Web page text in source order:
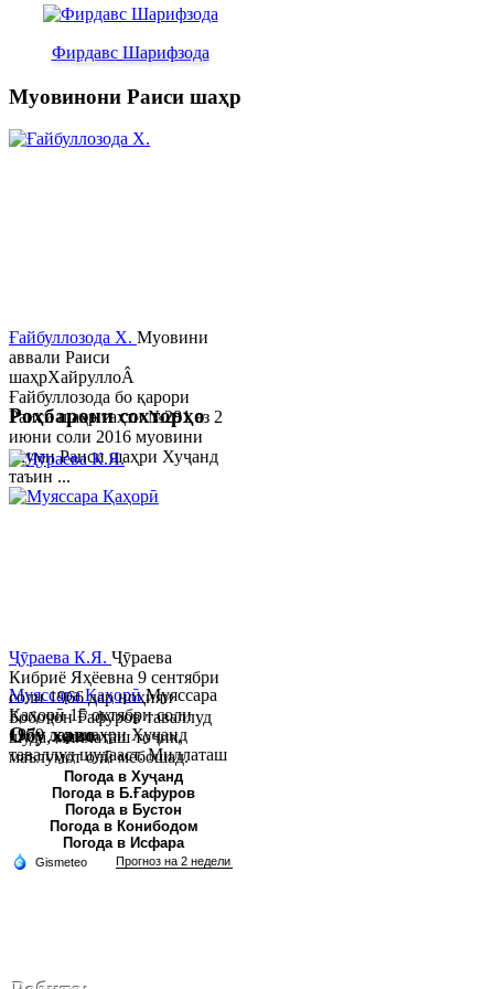
Фирдавс Шарифзода
Муовинони Раиси шаҳр
Ғайбуллозода Х. Муовини
аввали Раиси
шаҳрХайруллоÂ
Ғайбуллозода бо қарори
Раиси шаҳр таҳти №281 аз 2
июни соли 2016 муовини
якуми Раиси шаҳри Хуҷанд
таъин ...
Муяссара ҚаҳорӣМуяссара
Қаҳорӣ 15 октябри соли
1979 дар шаҳри Хуҷанд
таваллуд шудааст. Миллаташ
тоҷик. Маълумот олӣ. Соли
2002 Донишгоҳи давлатии
Хуҷанд ба...
Роҳбарони сохторҳо
Ҷӯраева К.Я. Ҷӯраева
Кибриё Яҳёевна 9 сентябри
соли 1966 дар ноҳияи
Бобоҷон Ғафуров таваллуд
шуда, миллаташ тоҷик,
маълумот олӣ мебошад.
Соли 1997 Донишг...
Обу хаво
Погода в Хуҷанд
Погода в Б.Ғафуров
Погода в Бустон
Погода в Конибодом
Погода в Исфара